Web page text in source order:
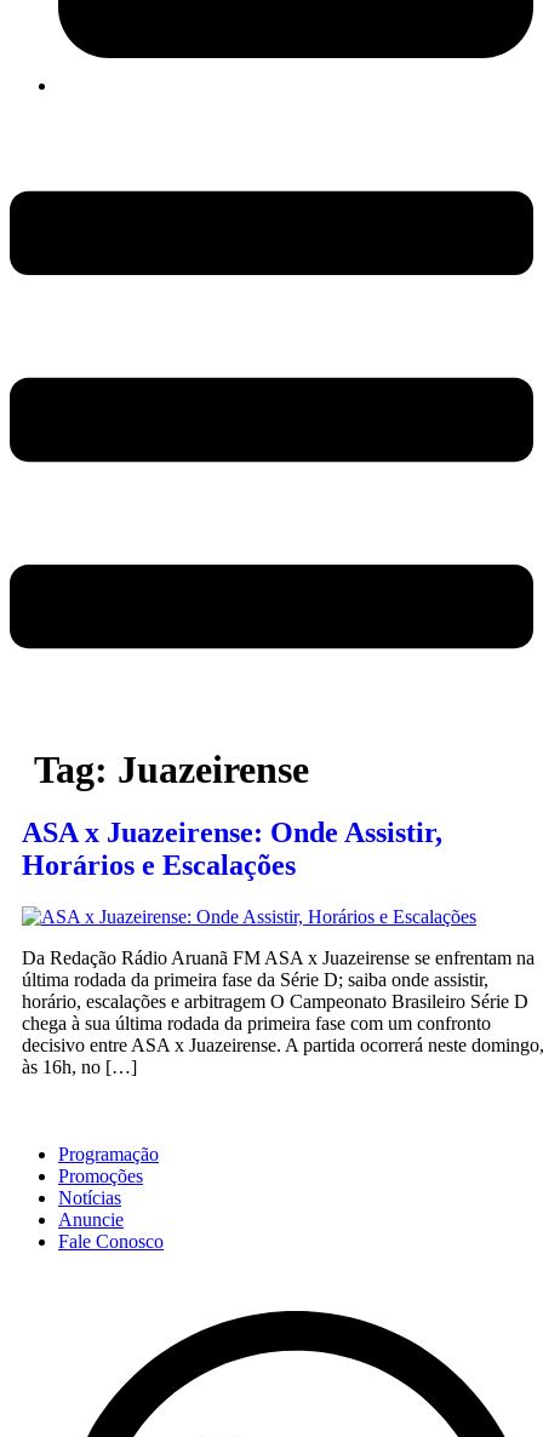
Tag: Juazeirense
ASA x Juazeirense: Onde Assistir,
Horários e Escalações
Da Redação Rádio Aruanã FM ASA x Juazeirense se enfrentam na
última rodada da primeira fase da Série D; saiba onde assistir,
horário, escalações e arbitragem O Campeonato Brasileiro Série D
chega à sua última rodada da primeira fase com um confronto
decisivo entre ASA x Juazeirense. A partida ocorrerá neste domingo,
às 16h, no […]
Programação
Promoções
Notícias
Anuncie
Fale Conosco